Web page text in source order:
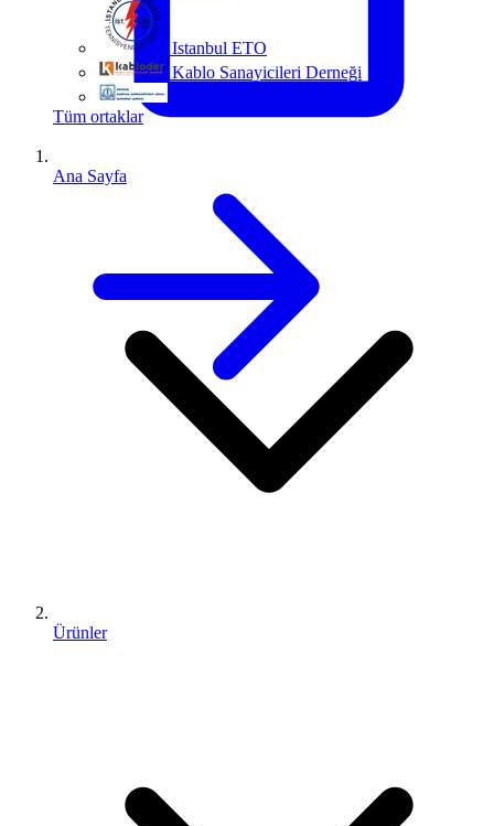
Istanbul ETO
Kablo Sanayicileri Derneği
Tüm ortaklar
Ana Sayfa
Ürünler